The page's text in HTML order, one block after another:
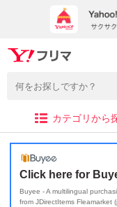
カテゴリから
Click here for
Buyee - A multilingual
from JDirectItems Fleamarket